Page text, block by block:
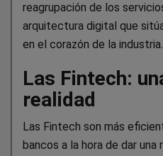
reagrupación de los
arquitectura digital que
en el corazón de la industria.
Las Fintech:
realidad
Las Fintech son más
bancos a la hora de dar una